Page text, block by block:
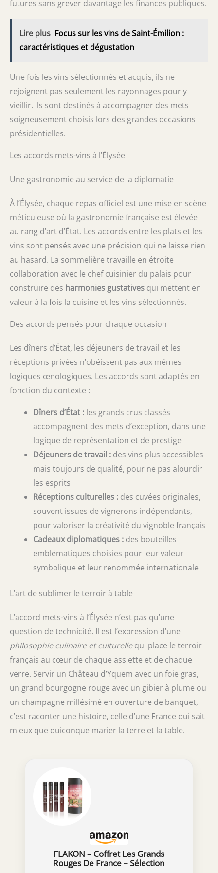
futures sans grever davantage les finances publiques.
Lire plus Focus sur les vins de Saint-Émilion :
caractéristiques et dégustation
Une fois les vins sélectionnés et acquis, ils ne
rejoignent pas seulement les rayonnages pour y
vieillir. Ils sont destinés à accompagner des mets
soigneusement choisis lors des grandes occasions
présidentielles.
Les accords mets-vins à l’Élysée
Une gastronomie au service de la diplomatie
À l’Élysée, chaque repas officiel est une mise en scène
méticuleuse où la gastronomie française est élevée
au rang d’art d’État. Les accords entre les plats et les
vins sont pensés avec une précision qui ne laisse rien
au hasard. La sommelière travaille en étroite
collaboration avec le chef cuisinier du palais pour
construire des harmonies gustatives qui mettent en
valeur à la fois la cuisine et les vins sélectionnés.
Des accords pensés pour chaque occasion
Les dîners d’État, les déjeuners de travail et les
réceptions privées n’obéissent pas aux mêmes
logiques œnologiques. Les accords sont adaptés en
fonction du contexte :
Dîners d’État : les grands crus classés
accompagnent des mets d’exception, dans une
logique de représentation et de prestige
Déjeuners de travail : des vins plus accessibles
mais toujours de qualité, pour ne pas alourdir
les esprits
Réceptions culturelles : des cuvées originales,
souvent issues de vignerons indépendants,
pour valoriser la créativité du vignoble français
Cadeaux diplomatiques : des bouteilles
emblématiques choisies pour leur valeur
symbolique et leur renommée internationale
L’art de sublimer le terroir à table
L’accord mets-vins à l’Élysée n’est pas qu’une
question de technicité. Il est l’expression d’une
philosophie culinaire et culturellequi place le terroir
français au cœur de chaque assiette et de chaque
verre. Servir un Château d’Yquem avec un foie gras,
un grand bourgogne rouge avec un gibier à plume ou
un champagne millésimé en ouverture de banquet,
c’est raconter une histoire, celle d’une France qui sait
mieux que quiconque marier la terre et la table.
FLAKON – Coffret Les Grands
Rouges De France – Sélection